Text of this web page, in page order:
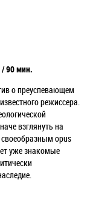
90 мин.
о преуспевающем
режиссера.
взглянуть на
opus
уже знакомые